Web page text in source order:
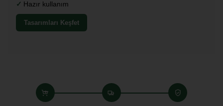
Hazır kullanım
Tasarımları Keşfet